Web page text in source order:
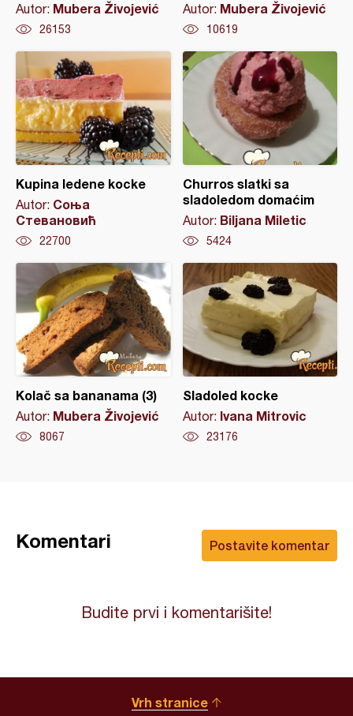
Autor: Mubera Živojević
26153
Autor: Mubera Živojević
10619
Kupina ledene kocke
Autor: Соња
Стевановић
22700
Churros slatki sa
sladoledom domaćim
Autor: Biljana Miletic
5424
Kolač sa bananama (3)
Autor: Mubera Živojević
8067
Sladoled kocke
Autor: Ivana Mitrovic
23176
Postavite komentar
Komentari
Budite prvi i komentarišite!
Vrh stranice